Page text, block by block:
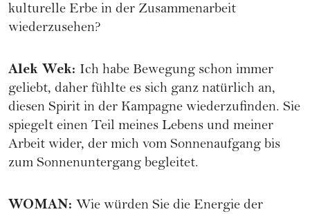
kulturelle Erbe in der Zusammenarbeit
wiederzusehen?
Alek Wek: Ich habe Bewegung schon immer
geliebt, daher fühlte es sich ganz natürlich an,
diesen Spirit in der Kampagne wiederzufinden. Sie
spiegelt einen Teil meines Lebens und meiner
Arbeit wider, der mich vom Sonnenaufgang bis
zum Sonnenuntergang begleitet.
WOMAN: Wie würden Sie die Energie der